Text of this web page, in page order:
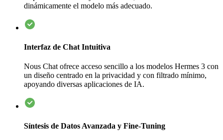
dinámicamente el modelo más adecuado.
Interfaz de Chat Intuitiva
Nous Chat ofrece acceso sencillo a los modelos Hermes 3 con
un diseño centrado en la privacidad y con filtrado mínimo,
apoyando diversas aplicaciones de IA.
Síntesis de Datos Avanzada y Fine-Tuning